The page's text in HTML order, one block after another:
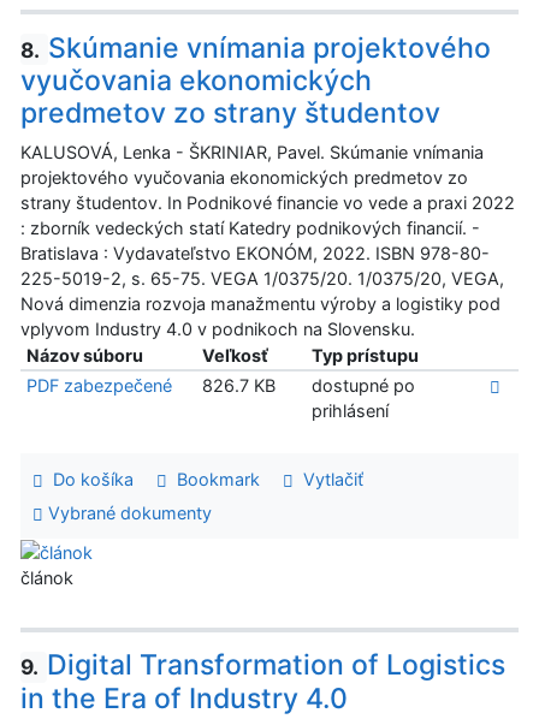
8. Skúmanie vnímania projektového
vyučovania ekonomických
predmetov zo strany študentov
KALUSOVÁ, Lenka - ŠKRINIAR, Pavel. Skúmanie vnímania
projektového vyučovania ekonomických predmetov zo
strany študentov. In Podnikové financie vo vede a praxi 2022
: zborník vedeckých statí Katedry podnikových financií. -
Bratislava : Vydavateľstvo EKONÓM, 2022. ISBN 978-80-
225-5019-2, s. 65-75. VEGA 1/0375/20. 1/0375/20, VEGA,
Nová dimenzia rozvoja manažmentu výroby a logistiky pod
vplyvom Industry 4.0 v podnikoch na Slovensku.
Názov súboru
Veľkosť
Typ prístupu
PDF zabezpečené
826.7 KB
dostupné po
prihlásení
Do košíka Bookmark
Vytlačiť
Vybrané dokumenty
článok
9. Digital Transformation of Logistics
in the Era of Industry 4.0